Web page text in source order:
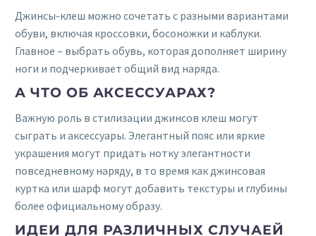
Джинсы-клеш можно сочетать с разными вариантами
обуви, включая кроссовки, босоножки и каблуки.
Главное – выбрать обувь, которая дополняет ширину
ноги и подчеркивает общий вид наряда.
А ЧТО ОБ АКСЕССУАРАХ?
Важную роль в стилизации джинсов клеш могут
сыграть и аксессуары. Элегантный пояс или яркие
украшения могут придать нотку элегантности
повседневному наряду, в то время как джинсовая
куртка или шарф могут добавить текстуры и глубины
более официальному образу.
ИДЕИ ДЛЯ РАЗЛИЧНЫХ СЛУЧАЕЙ